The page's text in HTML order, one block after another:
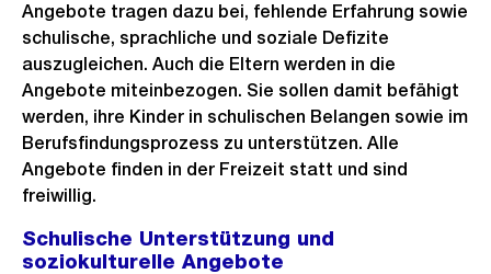
Angebote tragen dazu bei, fehlende Erfahrung sowie
schulische, sprachliche und soziale Defizite
auszugleichen. Auch die Eltern werden in die
Angebote miteinbezogen. Sie sollen damit befähigt
werden, ihre Kinder in schulischen Belangen sowie im
Berufsfindungsprozess zu unterstützen. Alle
Angebote finden in der Freizeit statt und sind
freiwillig.
Schulische Unterstützung und
soziokulturelle Angebote